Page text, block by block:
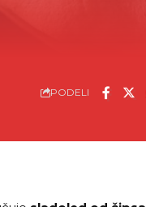
PODELI